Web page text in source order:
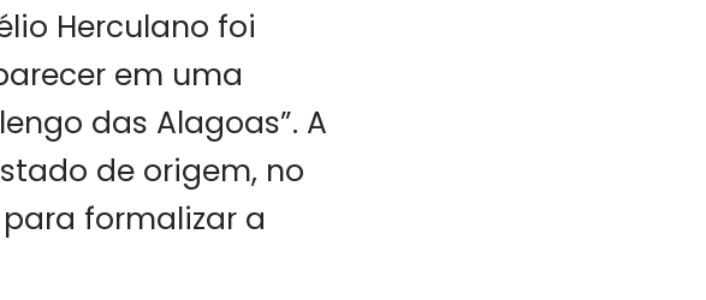
Herculano foi
em uma
das Alagoas”. A
de origem, no
formalizar a